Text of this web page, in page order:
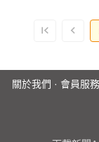
關於我們 · 會員服務